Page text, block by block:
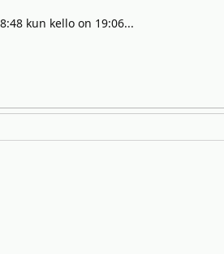
kun kello on 19:06...